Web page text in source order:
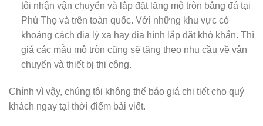
tôi nhận vận chuyển và lắp đặt lăng mộ tròn bằng đá tại
Phú Thọ và trên toàn quốc. Với những khu vực có
khoảng cách địa lý xa hay địa hình lắp đặt khó khắn. Thì
giá các mẫu mộ tròn cũng sẽ tăng theo nhu cầu về vận
chuyển và thiết bị thi công.
Chính vì vậy, chúng tôi không thể báo giá chi tiết cho quý
khách ngay tại thời điểm bài viết.